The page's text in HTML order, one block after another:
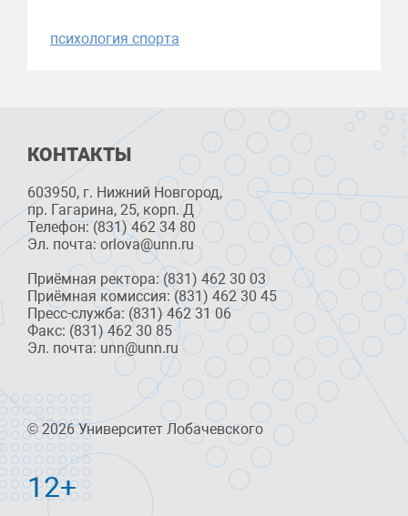
психология спорта
КОНТАКТЫ
603950, г. Нижний Новгород,
пр. Гагарина, 25, корп. Д
Телефон: (831) 462 34 80
Эл. почта: orlova@unn.ru
Приёмная ректора: (831) 462 30 03
Приёмная комиссия: (831) 462 30 45
Пресс-служба: (831) 462 31 06
Факс: (831) 462 30 85
Эл. почта: unn@unn.ru
© 2026 Университет Лобачевского
12+